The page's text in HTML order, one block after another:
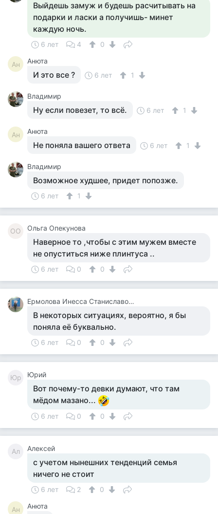
Выйдешь замуж и будешь расчитывать на
подарки и ласки а получишь- минет
каждую ночь.
6 лет 4 0
Ан Анюта
И это все ? 6 лет 1
Владимир
Ну если повезет, то всё. 6 лет 1
Ан Анюта
Не поняла вашего ответа 6 лет 1
Владимир
Возможное худшее, придет попозже.
6 лет 1
ОО Ольга Опекунова
Наверное то ,чтобы с этим мужем вместе
не опуститься ниже плинтуса ..
6 лет 0 0
Ермолова Инесса Станиславовна
В некоторых ситуациях, вероятно, я бы
поняла её буквально.
6 лет 0 0
Юр Юрий
Вот почему-то девки думают, что там
мёдом мазано...
6 лет 0 0
Ал Алексей
с учетом нынешних тенденций семья
ничего не стоит
6 лет 2 0
Ан Анюта